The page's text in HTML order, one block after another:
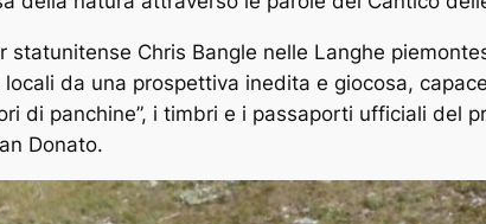
statunitense Chris Bangle nelle Langhe
da una prospettiva inedita e giocosa,
di panchine”, i timbri e i passaporti ufficiali del
Donato.